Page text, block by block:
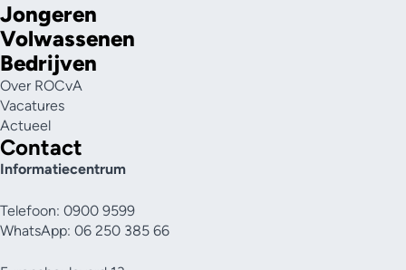
Jongeren
Volwassenen
Bedrijven
Over ROCvA
Vacatures
Actueel
Contact
Informatiecentrum
Telefoon: 0900 9599
WhatsApp: 06 250 385 66